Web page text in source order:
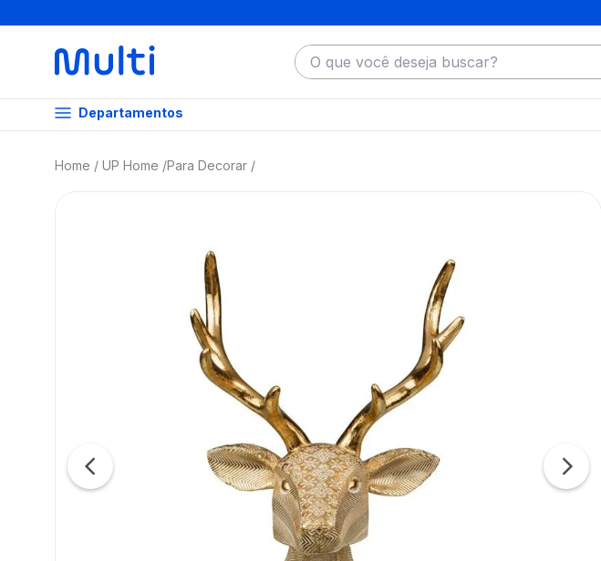
O que você deseja buscar?
Departamentos
UP Home Para Decorar